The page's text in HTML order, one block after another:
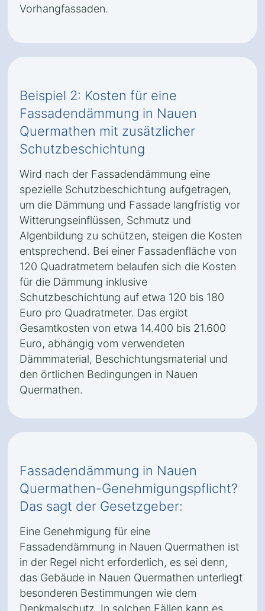
Vorhangfassaden.
Beispiel 2: Kosten für eine
Fassadendämmung in Nauen
Quermathen mit zusätzlicher
Schutzbeschichtung
Wird nach der Fassadendämmung eine
spezielle Schutzbeschichtung aufgetragen,
um die Dämmung und Fassade langfristig vor
Witterungseinflüssen, Schmutz und
Algenbildung zu schützen, steigen die Kosten
entsprechend. Bei einer Fassadenfläche von
120 Quadratmetern belaufen sich die Kosten
für die Dämmung inklusive
Schutzbeschichtung auf etwa 120 bis 180
Euro pro Quadratmeter. Das ergibt
Gesamtkosten von etwa 14.400 bis 21.600
Euro, abhängig vom verwendeten
Dämmmaterial, Beschichtungsmaterial und
den örtlichen Bedingungen in Nauen
Quermathen.
Fassadendämmung in Nauen
Quermathen-Genehmigungspflicht?
Das sagt der Gesetzgeber:
Eine Genehmigung für eine
Fassadendämmung in Nauen Quermathen ist
in der Regel nicht erforderlich, es sei denn,
das Gebäude in Nauen Quermathen unterliegt
besonderen Bestimmungen wie dem
Denkmalschutz. In solchen Fällen kann es